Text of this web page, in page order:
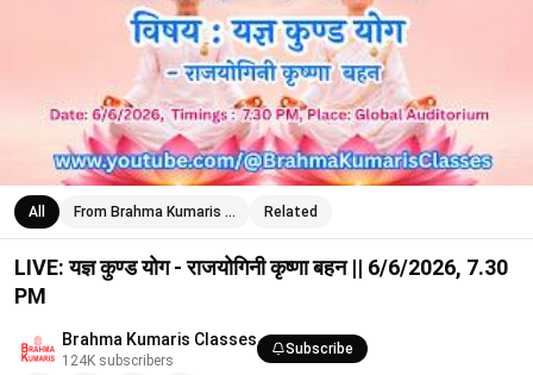
All From Brahma Kumaris … Related
LIVE: यज्ञ कुण्ड योग - राजयोगिनी कृष्णा बहन || 6/6/2026, 7.30
PM
Brahma Kumaris Classes
124K subscribers
Subscribe